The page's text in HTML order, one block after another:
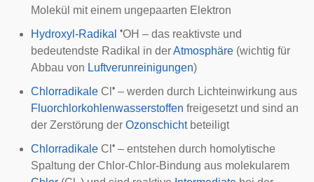
Molekül mit einem ungepaarten Elektron
Hydroxyl-Radikal
•OH – das reaktivste und
bedeutendste Radikal in derAtmosphäre (wichtig für
Abbau von Luftverunreinigungen)
Chlorradikale Cl • – werden durch Lichteinwirkung aus
Fluorchlorkohlenwasserstoffen freigesetzt und sind an
der Zerstörung der Ozonschichtbeteiligt
Chlorradikale Cl • – entstehen durch homolytische
Spaltung der Chlor-Chlor-Bindung aus molekularem